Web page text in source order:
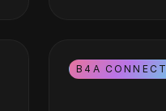
B4A CONNECT